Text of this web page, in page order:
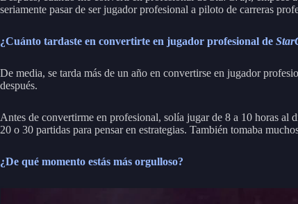
seriamente pasar de ser jugador profesional a piloto de carreras
¿Cuánto tardaste en convertirte en jugador profesional de
De media, se tarda más de un año en convertirse en jugador
después.
Antes de convertirme en profesional, solía jugar de 8 a 10 horas al
20 o 30 partidas para pensar en estrategias. También tomaba
¿De qué momento estás más orgulloso?